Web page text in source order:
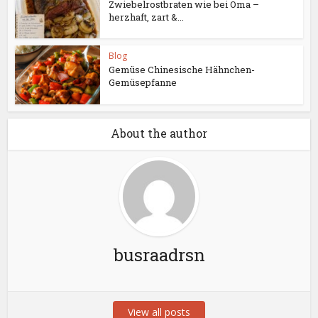
Zwiebelrostbraten wie bei Oma –
herzhaft, zart &...
Blog
Gemüse Chinesische Hähnchen-
Gemüsepfanne
About the author
busraadrsn
View all posts